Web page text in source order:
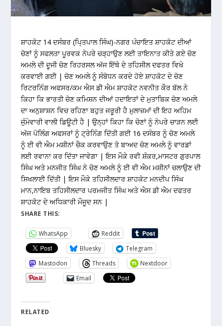
ਸ਼ਾਹਕੋਟ 14 ਦਸੰਬਰ (ਪਿ੍ਤਪਾਲ ਸਿੰਘ)-ਨਗਰ ਪੰਚਾਇਤ ਸ਼ਾਹਕੋਟ ਦੀਆਂ
ਚੋਣਾਂ ਨੂੰ ਸਫਲਤਾ ਪੂਰਵਕ ਨੇਪਰੇ ਚੜ੍ਹਾਉਣ ਲਈ ਤਾਇਨਾਤ ਕੀਤੇ ਗਏ ਚੋਣ
ਅਮਲੇ ਦੀ ਦੂਜੀ ਚੋਣ ਰਿਹਰਸਲ ਅੱਜ ਇੱਥੋ ਦੇ ਤਹਿਸੀਲ ਦਫਤਰ ਵਿਖੇ
ਕਰਵਾਈ ਗਈ | ਚੋਣ ਅਮਲੇ ਨੂੰ ਸੰਬੋਧਨ ਕਰਦੇ ਹੋਏ ਸ਼ਾਹਕੋਟ ਦੇ ਚੋਣ
ਰਿਟਰਨਿੰਗ ਅਫਸਰ/ਕਮ ਐਸ ਡੀ ਐਮ ਸ਼ਾਹਕੋਟ ਨਵਨੀਤ ਕੌਰ ਬੱਲ ਨੇ
ਕਿਹਾ ਕਿ ਭਾਰਤੀ ਚੋਣ ਕਮਿਸ਼ਨ ਦੀਆਂ ਹਦਾਇਤਾਂ ਦੇ ਮੁਤਾਬਿਕ ਚੋਣ ਅਮਲੇ
ਦਾ ਅਨੁਸ਼ਾਸ਼ਨ ਵਿਚ ਰਹਿਣਾ ਬਹੁਤ ਜਰੂਰੀ ਹੈ ਮੁਲਾਜ਼ਮਾਂ ਦੀ ਇਹ ਅਹਿਮ
ਜੁੰਮੇਵਾਰੀ ਵਾਲੀ ਡਿਊਟੀ ਹੈ | ਉਨ੍ਹਾਂ ਕਿਹਾ ਕਿ ਚੋਣਾਂ ਨੂੰ ਨੇਪਰੇ ਚਾੜਨ ਲਈ
ਅੱਜ ਪੋਲਿੰਗ ਅਫਸਰਾਂ ਨੂੰ ਟ੍ਰੇਨਿੰਗ ਦਿੱਤੀ ਗਈ 16 ਦਸੰਬਰ ਨੂੰ ਚੋਣ ਅਮਲੇ
ਨੂੰ ਈ ਵੀ ਐਮ ਮਸ਼ੀਨਾਂ ਚੈਕ ਕਰਵਾਉਣ ਤੋ ਬਾਅਦ ਚੋਣ ਅਮਲੇ ਨੂੰ ਵਾਰਡਾਂ
ਲਈ ਰਵਾਨਾ ਕਰ ਦਿੱਤਾ ਜਾਵੇਗਾ | ਇਸ ਮੌਕੇ ਰਵੀ ਸ਼ੰਕਰ,ਮਾਸਟਰ ਗੁਰਪਾਲ
ਸਿੰਘ ਅਤੇ ਮਨਜੀਤ ਸਿੰਘ ਨੇ ਚੋਣ ਅਮਲੇ ਨੂੰ ਈ ਵੀ ਐਮ ਮਸ਼ੀਨਾਂ ਚਲਾਉਣ ਦੀ
ਸਿਖਲਾਈ ਦਿੱਤੀ | ਇਸ ਮੌਕੇ ਤਹਿਸੀਲਦਾਰ ਸ਼ਾਹਕੋਟ ਮਨਦੀਪ ਸਿੰਘ
ਮਾਨ,ਨਾਇਬ ਤਹਿਸੀਲਦਾਰ ਪਰਮਜੀਤ ਸਿੰਘ ਅਤੇ ਐਸ ਡੀ ਐਮ ਦਫਤਰ
ਸ਼ਾਹਕੋਟ ਦੇ ਅਧਿਕਾਰੀ ਮੌਜੂਦ ਸਨ |
SHARE THIS:
WhatsApp
Reddit
Bluesky
Telegram
Mastodon
Threads
Nextdoor
Email
RELATED